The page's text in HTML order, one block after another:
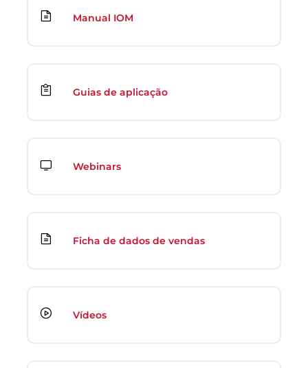
Manual IOM
Guias de aplicação
Webinars
Ficha de dados de vendas
Vídeos